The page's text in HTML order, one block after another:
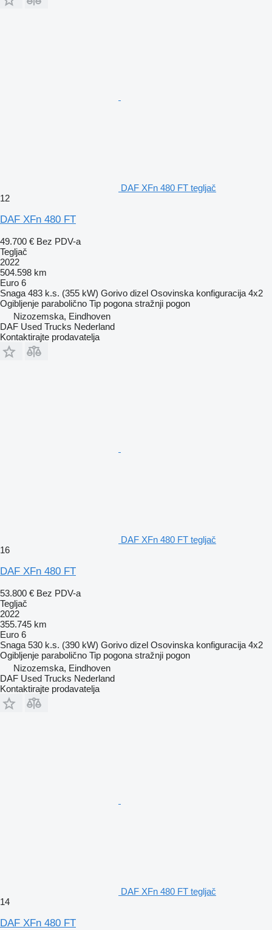
DAF XFn 480 FT tegljač
12
DAF XFn 480 FT
49.700 € Bez PDV-a
Tegljač
2022
504.598 km
Euro 6
Snaga 483 k.s. (355 kW) Gorivo dizel Osovinska konfiguracija 4x2
Ogibljenje parabolično Tip pogona stražnji pogon
Nizozemska, Eindhoven
DAF Used Trucks Nederland
Kontaktirajte prodavatelja
DAF XFn 480 FT tegljač
16
DAF XFn 480 FT
53.800 € Bez PDV-a
Tegljač
2022
355.745 km
Euro 6
Snaga 530 k.s. (390 kW) Gorivo dizel Osovinska konfiguracija 4x2
Ogibljenje parabolično Tip pogona stražnji pogon
Nizozemska, Eindhoven
DAF Used Trucks Nederland
Kontaktirajte prodavatelja
DAF XFn 480 FT tegljač
14
DAF XFn 480 FT